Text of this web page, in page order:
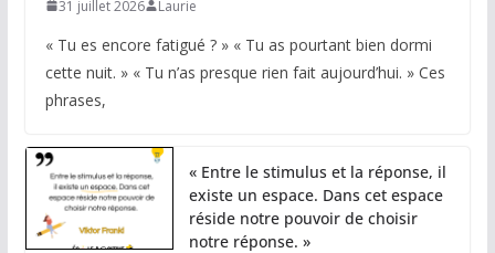
31 juillet 2026 Laurie
« Tu es encore fatigué ? » « Tu as pourtant bien dormi
cette nuit. » « Tu n’as presque rien fait aujourd’hui. » Ces
phrases,
« Entre le stimulus et la réponse, il
existe un espace. Dans cet espace
réside notre pouvoir de choisir
notre réponse. »